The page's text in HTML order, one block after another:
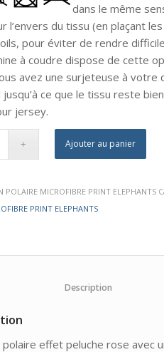
dans le même
l’envers du tissu (en plaçant
pour éviter de rendre
à coudre dispose de cette
avez une surjeteuse à
ce que le tissu reste
jersey.
Ajouter au panier
POLAIRE MICROFIBRE PRINT ELEPHANTS
PRINT ELEPHANTS
polaire effet peluche rose avec